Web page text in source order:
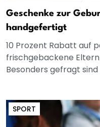
Geschenke zur
handgefertigt
10 Prozent Rabatt auf
frischgebackene
Besonders gefragt
SPORT